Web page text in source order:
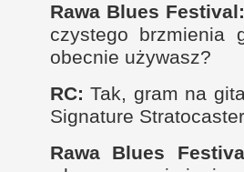
Rawa Blues Festival:
czystego brzmienia
obec­nie używasz?
RC: Tak, gram na
Signature
Rawa Blues